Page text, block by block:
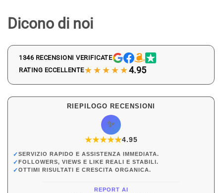
Dicono di noi
1346 RECENSIONI VERIFICATE
RATING ECCELLENTE★★★★★4.95
RIEPILOGO RECENSIONI
✨
★★★★★
★4.95
✓SERVIZIO RAPIDO E ASSISTENZA IMMEDIATA.
✓FOLLOWERS, VIEWS E LIKE REALI E STABILI.
✓OTTIMI RISULTATI E CRESCITA ORGANICA.
REPORT AI